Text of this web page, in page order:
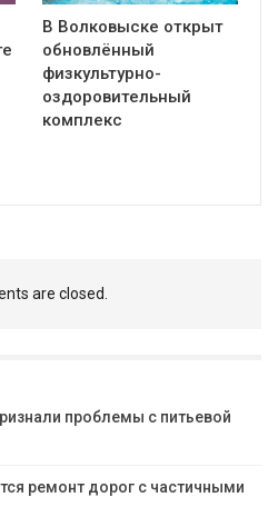
В Волковыске открыт
обновлённый
физкультурно-
оздоровительный
комплекс
are closed.
проблемы с питьевой
ремонт дорог с частичными